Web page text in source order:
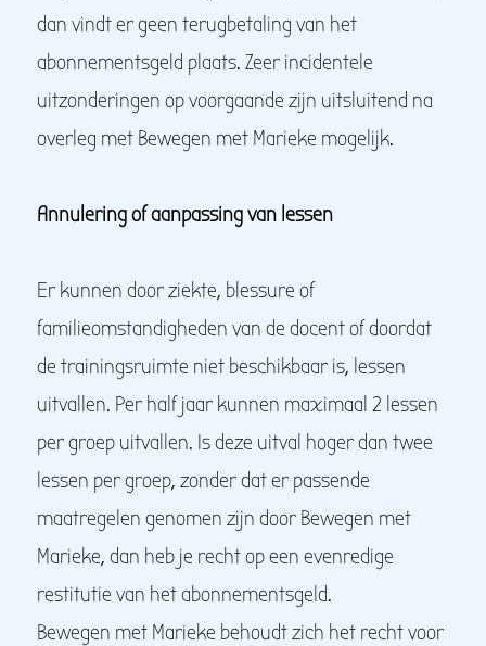
dan vindt er geen terugbetaling van het
abonnementsgeld plaats. Zeer incidentele
uitzonderingen op voorgaande zijn uitsluitend na
overleg met Bewegen met Marieke mogelijk.
Annulering of aanpassing van lessen
Er kunnen door ziekte, blessure of
familieomstandigheden van de docent of doordat
de trainingsruimte niet beschikbaar is, lessen
uitvallen. Per half jaar kunnen maximaal 2 lessen
per groep uitvallen. Is deze uitval hoger dan twee
lessen per groep, zonder dat er passende
maatregelen genomen zijn door Bewegen met
Marieke, dan heb je recht op een evenredige
restitutie van het abonnementsgeld.
Bewegen met Marieke behoudt zich het recht voor